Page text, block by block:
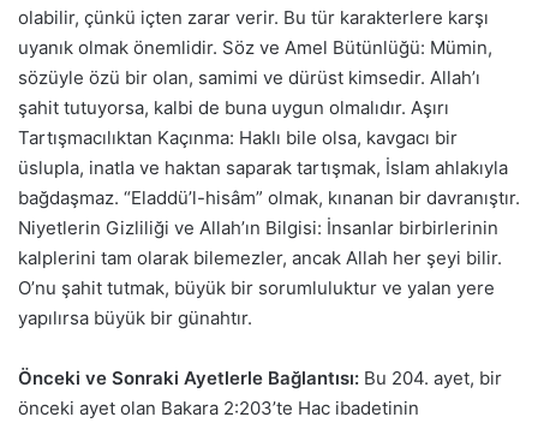
olabilir, çünkü içten zarar verir. Bu tür karakterlere karşı
uyanık olmak önemlidir. Söz ve Amel Bütünlüğü: Mümin,
sözüyle özü bir olan, samimi ve dürüst kimsedir. Allah’ı
şahit tutuyorsa, kalbi de buna uygun olmalıdır. Aşırı
Tartışmacılıktan Kaçınma: Haklı bile olsa, kavgacı bir
üslupla, inatla ve haktan saparak tartışmak, İslam ahlakıyla
bağdaşmaz. “Eladdü’l-hisâm” olmak, kınanan bir davranıştır.
Niyetlerin Gizliliği ve Allah’ın Bilgisi: İnsanlar birbirlerinin
kalplerini tam olarak bilemezler, ancak Allah her şeyi bilir.
O’nu şahit tutmak, büyük bir sorumluluktur ve yalan yere
yapılırsa büyük bir günahtır.
Önceki ve Sonraki Ayetlerle Bağlantısı: Bu 204. ayet, bir
önceki ayet olan Bakara 2:203’te Hac ibadetinin